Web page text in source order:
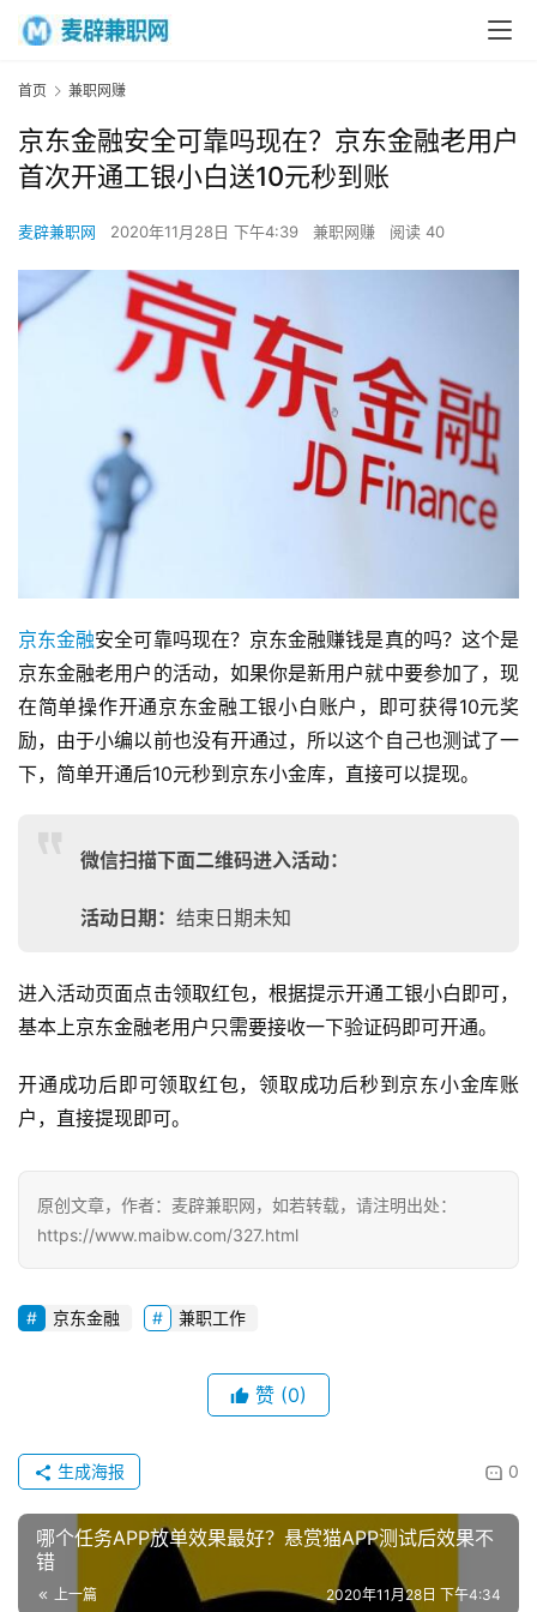
网
上
兼
职
手
兼
职
兼
职
赚
I
课
首页 兼职网赚
京东金融安全可靠吗现在？京东金融老用户
首次开通工银小白送10元秒到账
麦辟兼职网 2020年11月28日 下午4:39 兼职网赚 阅读 40
京东金融安全可靠吗现在？京东金融赚钱是真的吗？这个是
京东金融老用户的活动，如果你是新用户就中要参加了，现
在简单操作开通京东金融工银小白账户，即可获得10元奖
励，由于小编以前也没有开通过，所以这个自己也测试了一
下，简单开通后10元秒到京东小金库，直接可以提现。
微信扫描下面二维码进入活动：
活动日期： 结束日期未知
进入活动页面点击领取红包，根据提示开通工银小白即可，
基本上京东金融老用户只需要接收一下验证码即可开通。
开通成功后即可领取红包，领取成功后秒到京东小金库账
户，直接提现即可。
原创文章，作者：麦辟兼职网，如若转载，请注明出处：
https://www.maibw.com/327.html
京东金融 兼职工作
赞 (0)
0
生成海报
哪个任务APP放单效果最好？悬赏猫APP测试后效果不
错
上一篇 2020年11月28日 下午4:34